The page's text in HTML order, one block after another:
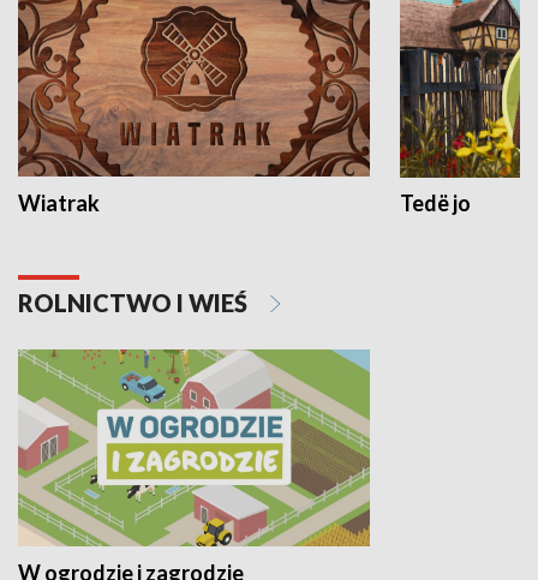
Wiatrak Tedë jo
ROLNICTWO I WIEŚ
W ogrodzie i zagrodzie